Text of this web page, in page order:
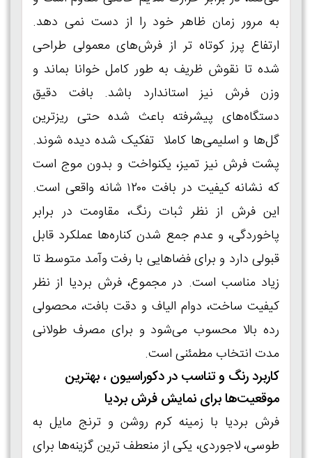
به‌ مرور زمان ظاهر خود را از دست نمی‌ دهد.
ارتفاع پرز کوتاه‌ تر از فرش‌های معمولی طراحی
شده تا نقوش ظریف به‌ طور کامل خوانا بماند و
وزن فرش نیز استاندارد باشد. بافت دقیق
دستگاه‌های پیشرفته باعث شده حتی ریزترین
گل‌ها و اسلیمی‌ها کاملا تفکیک‌ شده دیده شوند.
پشت فرش نیز تمیز، یکنواخت و بدون موج است
که نشانه کیفیت در بافت ۱۲۰۰ شانه واقعی است.
این فرش از نظر ثبات رنگ، مقاومت در برابر
پاخوردگی، و عدم جمع‌ شدن کناره‌ها عملکرد قابل‌
قبولی دارد و برای فضاهایی با رفت‌ وآمد متوسط تا
زیاد مناسب است. در مجموع، فرش بردیا از نظر
کیفیت ساخت، دوام الیاف و دقت بافت، محصولی
رده‌ بالا محسوب می‌شود و برای مصرف طولانی‌
مدت انتخاب مطمئنی است.
کاربرد رنگ و تناسب در دکوراسیون ، بهترین
موقعیت‌ها برای نمایش فرش بردیا
فرش بردیا با زمینه کرم روشن و ترنج مایل به
طوسی، لاجوردی، یکی از منعطف‌ ترین گزینه‌ها برای